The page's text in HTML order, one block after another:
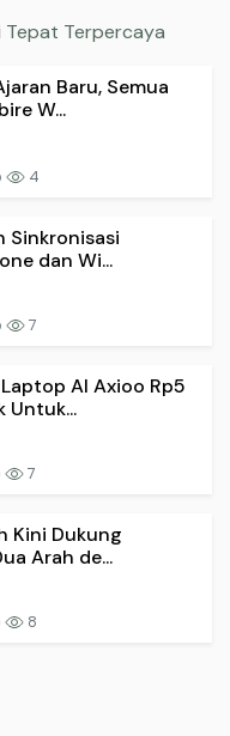
Tepat Terpercaya
Baru, Semua
W...
4
Sinkronisasi
dan Wi...
7
AI Axioo Rp5
Untuk...
7
Kini Dukung
Arah de...
8